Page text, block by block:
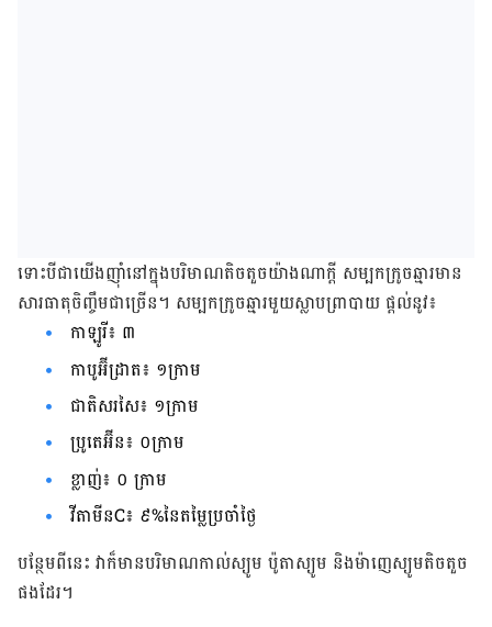
ទោះ​បី​ជា​យើង​ញ៉ាំ​នៅ​ក្នុង​បរិមាណ​តិចតួច​យ៉ាង​ណា​ក្ដី​ សម្បក​ក្រូច​ឆ្មារ​មាន​
សារធាតុ​ចិញ្ចឹម​ជា​ច្រើន​។​ ​​សម្បកក្រូច​ឆ្មារ​មួយ​ស្លាបព្រា​បាយ​ ផ្ដល់​​នូវ​៖
កាឡូរី៖ ៣
កាបូអ៊ីដ្រាត៖ ១ក្រាម
ជាតិ​សរសៃ៖ ១ក្រាម
ប្រូតេអ៊ីន​៖ ០ក្រាម
​ខ្លាញ់​៖ ០​ ក្រាម
​វីតាមីន​C៖ ៩​%​នៃ​តម្លៃ​ប្រចាំ​ថ្ងៃ​
បន្ថែម​ពី​នេះ​ វា​ក៏​​មាន​បរិមាណ​កាល់ស្យូម​ ប៉ូតាស្យូម​ និង​ម៉ាញេស្យូម​​តិចតួច​
ផង​ដែរ​។